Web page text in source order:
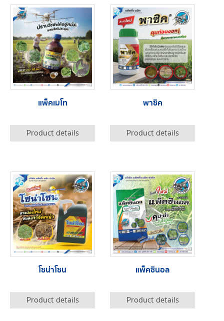
แพ็คเมโท
Product details
พาซิค
Product details
โซน่าโซน
Product details
แพ็คซินอล
Product details